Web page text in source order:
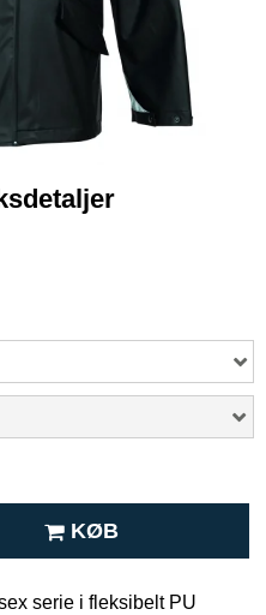
KØB
serie i fleksibelt PU